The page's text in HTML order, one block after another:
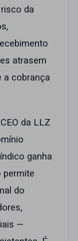
da
atrasem
a cobrança
da LLZ
ganha
permite
do
—